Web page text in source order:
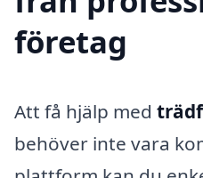
företag
Att få hjälp med
behöver inte vara